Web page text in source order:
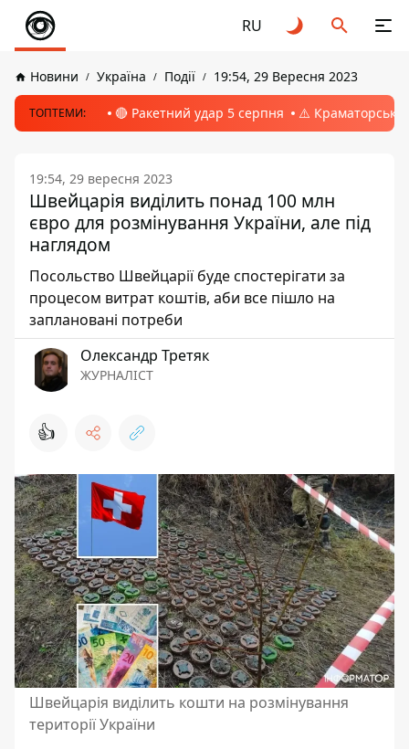
RU
Новини Україна Події 19:54, 29 Вересня 2023
ТОПТЕМИ: 🔴 Ракетний удар 5 серпня ⚠️ Краматорськ,
19:54, 29 вересня 2023
Швейцарія виділить понад 100 млн
євро для розмінування України, але під
наглядом
Посольство Швейцарії буде спостерігати за
процесом витрат коштів, аби все пішло на
заплановані потреби
Олександр Третяк
ЖУРНАЛІСТ
👍
Швейцарія виділить кошти на розмінування
території України